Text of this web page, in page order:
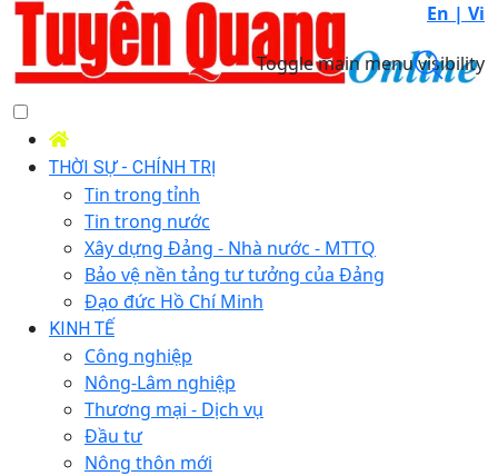
En | Vi
Toggle main menu visibility
THỜI SỰ - CHÍNH TRỊ
Tin trong tỉnh
Tin trong nước
Xây dựng Đảng - Nhà nước - MTTQ
Bảo vệ nền tảng tư tưởng của Đảng
Đạo đức Hồ Chí Minh
KINH TẾ
Công nghiệp
Nông-Lâm nghiệp
Thương mại - Dịch vụ
Đầu tư
Nông thôn mới